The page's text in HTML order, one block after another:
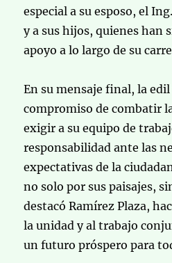
especial a su esposo, el
y a sus hijos, quienes han
apoyo a lo largo de su
En su mensaje final, la
compromiso de combatir
exigir a su equipo de
responsabilidad ante las
expectativas de la
no solo por sus paisajes,
destacó Ramírez Plaza,
la unidad y al trabajo
un futuro próspero para